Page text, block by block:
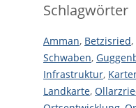
Schlagwörter
Amman, Betzisried,
Schwaben,
Infrastruktur,
Landkarte,